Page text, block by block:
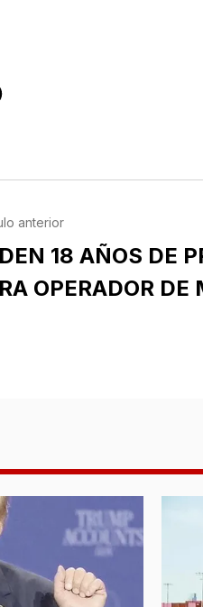
anterior
18 AÑOS DE
OPERADOR DE